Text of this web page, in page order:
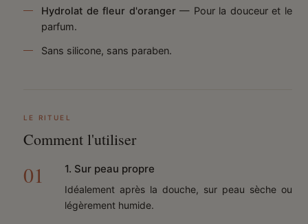
Hydrolat de fleur d'oranger— Pour la douceur et le
parfum.
Sans silicone, sans paraben.
LE RITUEL
Comment l'utiliser
1. Sur peau propre
Idéalement après la douche, sur peau sèche ou
légèrement humide.